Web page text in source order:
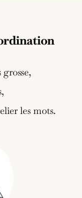
les mots.